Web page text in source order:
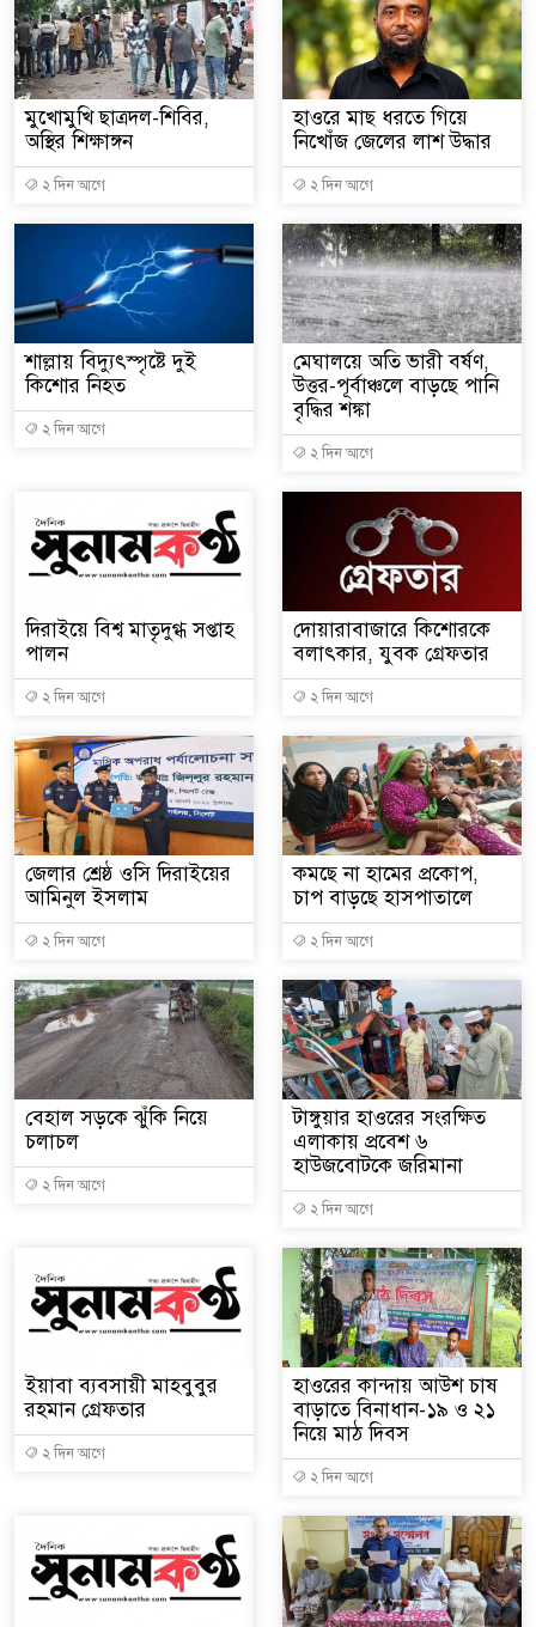
মুখোমুখি ছাত্রদল-শিবির,
অস্থির শিক্ষাঙ্গন
২ দিন আগে
হাওরে মাছ ধরতে গিয়ে
নিখোঁজ জেলের লাশ উদ্ধার
২ দিন আগে
শাল্লায় বিদ্যুৎস্পৃষ্টে দুই
কিশোর নিহত
২ দিন আগে
মেঘালয়ে অতি ভারী বর্ষণ,
উত্তর-পূর্বাঞ্চলে বাড়ছে পানি
বৃদ্ধির শঙ্কা
২ দিন আগে
দিরাইয়ে বিশ্ব মাতৃদুগ্ধ সপ্তাহ
পালন
২ দিন আগে
দোয়ারাবাজারে কিশোরকে
বলাৎকার, যুবক গ্রেফতার
২ দিন আগে
জেলার শ্রেষ্ঠ ওসি দিরাইয়ের
আমিনুল ইসলাম
২ দিন আগে
কমছে না হামের প্রকোপ,
চাপ বাড়ছে হাসপাতালে
২ দিন আগে
বেহাল সড়কে ঝুঁকি নিয়ে
চলাচল
২ দিন আগে
টাঙ্গুয়ার হাওরের সংরক্ষিত
এলাকায় প্রবেশ ৬
হাউজবোটকে জরিমানা
২ দিন আগে
ইয়াবা ব্যবসায়ী মাহবুবুর
রহমান গ্রেফতার
২ দিন আগে
হাওরের কান্দায় আউশ চাষ
বাড়াতে বিনাধান-১৯ ও ২১
নিয়ে মাঠ দিবস
২ দিন আগে